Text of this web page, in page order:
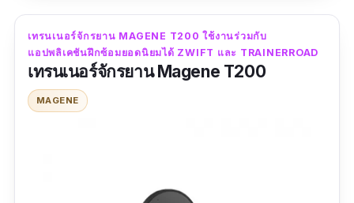
และ Wi-Fi ให้คุณเชื่อมต่อกับอุปกรณ์และ
แอปพลิเคชันต่างๆ ได้อย่างราบรื่น
ข้อมูลเฉพาะ
กำลังวัตต์สูงสุด :
“เครื่องเชื่อมต่อง่าย สัญญาณเสถียรดีครับ ปรับ
เทรนเนอร์จักรยาน MAGENE T200 ใช้งานร่วมกับ
แอปพลิเคชันฝึกซ้อมยอดนิยมได้ ZWIFT และ TRAINERROAD
เทรนเนอร์จักรยาน Magene T200
MAGENE